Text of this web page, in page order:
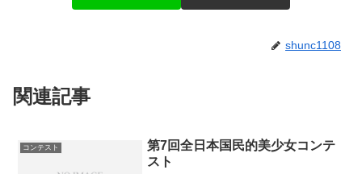
shunc1108
関連記事
コンテスト
第7回全日本国民的美少女コンテ
スト